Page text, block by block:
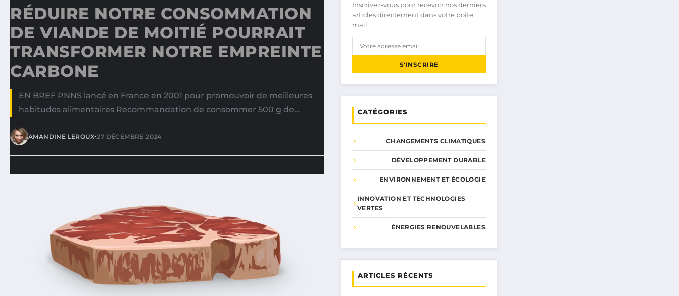
RÉDUIRE NOTRE CONSOMMATION
DE VIANDE DE MOITIÉ POURRAIT
TRANSFORMER NOTRE EMPREINTE
CARBONE
EN BREF PNNS lancé en France en 2001 pour promouvoir de meilleures
habitudes alimentaires Recommandation de consommer 500 g de…
AMANDINE LEROUX•27 DÉCEMBRE 2024
Inscrivez-vous pour recevoir nos derniers
articles directement dans votre boîte
mail.
S'INSCRIRE
CATÉGORIES
CHANGEMENTS CLIMATIQUES
DÉVELOPPEMENT DURABLE
ENVIRONNEMENT ET ÉCOLOGIE
INNOVATION ET TECHNOLOGIES
VERTES
ÉNERGIES RENOUVELABLES
ARTICLES RÉCENTS